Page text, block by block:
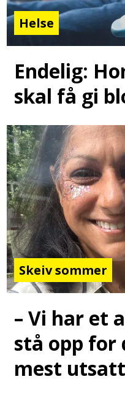
Helse
Endelig:
skal få gi
Skeiv sommer
– Vi har et
stå opp for
mest utsatt